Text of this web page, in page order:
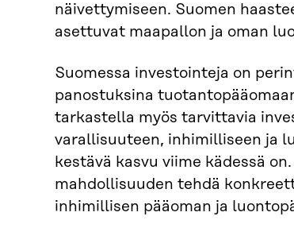
näivettymiseen. Suomen
asettuvat maapallon ja oman
Suomessa investointeja on
panostuksina
tarkastella myös tarvittavia
varallisuuteen, inhimilliseen ja
kestävä kasvu viime kädessä
mahdollisuuden tehdä
inhimillisen pääoman ja